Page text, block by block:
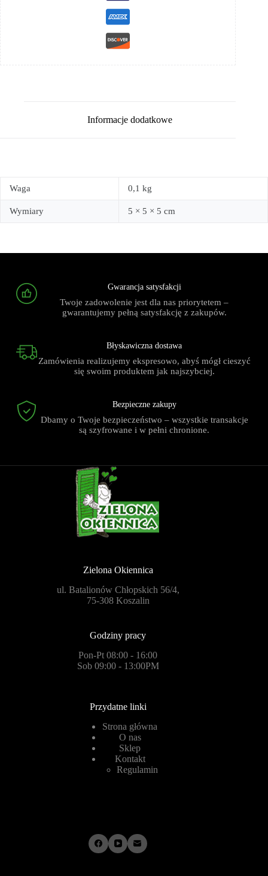
Informacje dodatkowe
Waga 0,1 kg
Wymiary 5 × 5 × 5 cm
Gwarancja satysfakcji
Twoje zadowolenie jest dla nas priorytetem –
gwarantujemy pełną satysfakcję z zakupów.
Błyskawiczna dostawa
Zamówienia realizujemy ekspresowo, abyś mógł cieszyć
się swoim produktem jak najszybciej.
Bezpieczne zakupy
Dbamy o Twoje bezpieczeństwo – wszystkie transakcje
są szyfrowane i w pełni chronione.
Zielona Okiennica
ul. Batalionów Chłopskich 56/4,
75-308 Koszalin
Godziny pracy
Pon-Pt 08:00 - 16:00
Sob 09:00 - 13:00PM
Przydatne linki
Strona główna
O nas
Sklep
Kontakt
Regulamin